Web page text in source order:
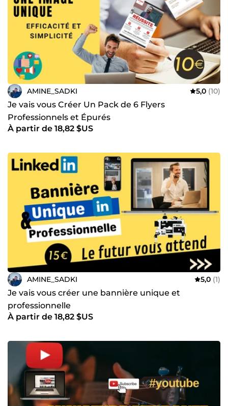
AMINE_SADKI 5,0 (10)
Je vais vous Créer Un Pack de 6 Flyers
Professionnels et Épurés
À partir de 18,82 $US
AMINE_SADKI 5,0 (1)
Je vais vous créer une bannière unique et
professionnelle
À partir de 18,82 $US